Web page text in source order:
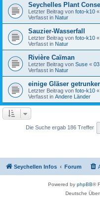
Seychelles Plant
Letzter Beitrag von foto-k10 «
Verfasst in Natur
Sauzier-Wasserfall
Letzter Beitrag von foto-k10 «
Verfasst in Natur
Rivière Caïman
Letzter Beitrag von Suse «
Verfasst in Natur
einige Gläser
Letzter Beitrag von foto-k10 «
Verfasst in Andere Länder
Die Suche ergab 186 Treffer
Seychellen Infos Forum
Powered by phpBB®
Deutsche